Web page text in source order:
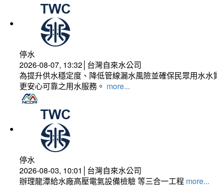
停水
2026-08-07, 13:32│台灣自來水公司
為提升供水穩定度、降低管線漏水風險並確保民眾用水
更安心可靠之用水服務。 more...
停水
2026-08-03, 10:01│台灣自來水公司
辦理龍潭給水廠高壓電氣設備檢驗 等三合一工程 more...